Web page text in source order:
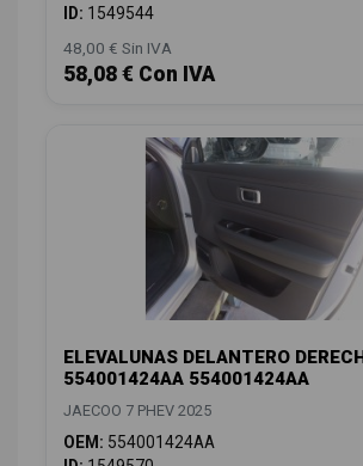
ID: 1549544
48,00 € Sin IVA
58,08 € Con IVA
ELEVALUNAS DELANTERO
554001424AA 554001424AA
JAECOO 7 PHEV 2025
OEM: 554001424AA